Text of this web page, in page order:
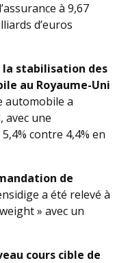
à 9,67
d’euros
la stabilisation des
au Royaume-Uni
automobile a
avec une
contre 4,4% en
de
a été relevé à
» avec un
cours cible de